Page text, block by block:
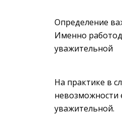
Определение
Именно
уважительной
На практике в
невозможности
уважительной.